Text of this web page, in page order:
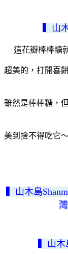
▍山
這花瓣棒棒糖
超美的，打開喜
雖然是棒棒糖，
美到捨不得吃它
▍山木島
▍山木